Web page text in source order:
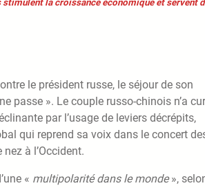
la croissance économique et servent
le président russe, le séjour de son
passe ». Le couple russo-chinois n’a
par l’usage de leviers décrépits,
qui reprend sa voix dans le concert
à l’Occident.
« multipolarité dans le monde»,